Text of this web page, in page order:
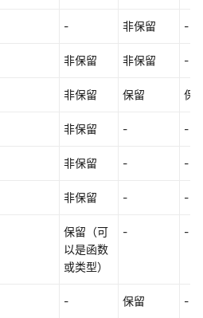
- 非保留 -
非保留 非保留 -
非保留 保留 保
非保留 - -
非保留 - -
非保留 - -
保留（可
以是函数
或类型）
- -
- 保留 -